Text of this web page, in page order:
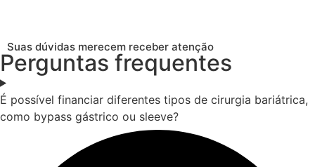
Suas dúvidas merecem receber atenção
Perguntas frequentes
É possível financiar diferentes tipos de cirurgia bariátrica,
como bypass gástrico ou sleeve?